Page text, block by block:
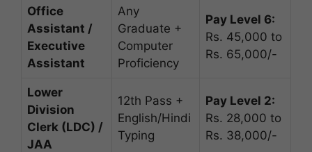
Office
Assistant /
Executive
Assistant
Any
Graduate +
Computer
Proficiency
Pay Level 6:
Rs. 45,000 to
Rs. 65,000/-
Lower
Division
Clerk (LDC) /
JAA
12th Pass +
English/Hindi
Typing
Pay Level 2:
Rs. 28,000 to
Rs. 38,000/-